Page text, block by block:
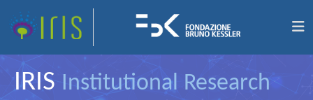
IRIS Institutional Research